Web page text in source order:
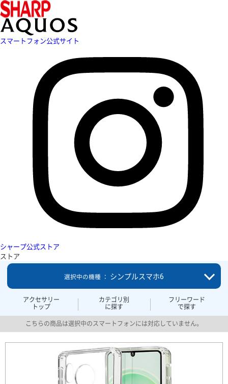
スマートフォン公式サイト
シャープ公式ストア
ストア
アクセサリー
トップ
カテゴリ別
に探す
フリーワード
で探す
選択中の機種 ： シンプルスマホ6
こちらの商品は選択中のスマートフォンには対応していません。